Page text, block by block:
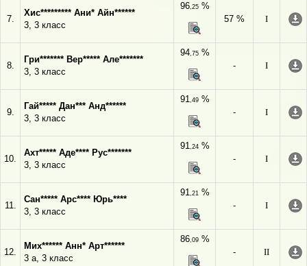
7.
Хис********* Ани* Айн******
3, 3 класс
96,25%
57 %
I
8.
Гри******* Вер***** Але*******
3, 3 класс
94,75%
-
I
9.
Гай***** Дан*** Анд******
3, 3 класс
91,49%
-
I
10.
Ахт***** Аде**** Рус*******
3, 3 класс
91,24%
-
I
11.
Сан***** Арс**** Юрь****
3, 3 класс
91,21%
-
I
12.
Мих****** Анн* Арт******
3 а, 3 класс
86,09%
-
II